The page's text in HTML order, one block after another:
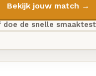
Bekijk jouw match →
doe de snelle